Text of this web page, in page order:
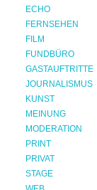
ECHO
FERNSEHEN
FILM
FUNDBÜRO
GASTAUFTRITTE
JOURNALISMUS
KUNST
MEINUNG
MODERATION
PRINT
PRIVAT
STAGE